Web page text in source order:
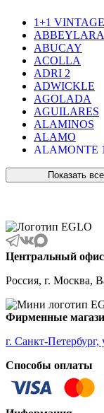
1+1 VINTAGE
ABBEYLARA
ABUCAY
ACOLLA
ADRI 2
ADWICKLE
AGOLADA
AGUILARES
ALAMINOS
ALAMO
ALAMONTE 1
ALBARACCIN
ALCUDIA
ALDERNEY
ALMEIDA
ALMEIDA 2
ALMONTE
ALMUDAINA
ALOBRASE
ALSAGER
ALVEZ
AMADORA
AMAKUSA
Показать все
Центральный
Россия, г. Москва,
Фирменные
г. Санкт-
Способы оплаты